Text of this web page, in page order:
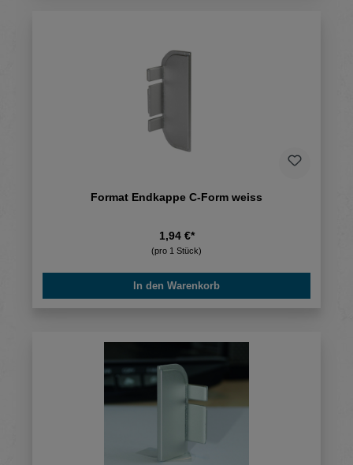
Format Endkappe C-Form weiss
1,94 €*
(pro 1 Stück)
In den Warenkorb